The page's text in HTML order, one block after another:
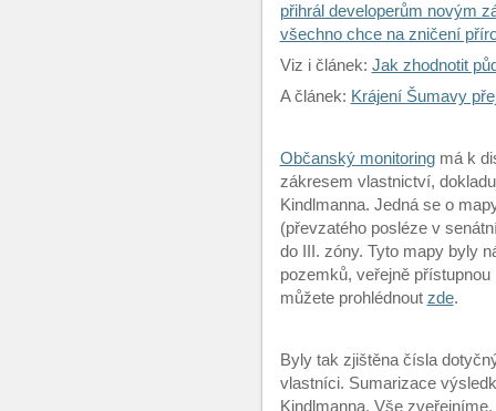
přihrál developerům novým
všechno chce na zničení
Viz i článek: Jak zhodnotit
A článek: Krájení Šumavy
Občanský monitoringmá k
zákresem vlastnictví,
Kindlmanna. Jedná se o
(převzatého posléze v
do III. zóny. Tyto mapy byly
pozemků, veřejně
můžete prohlédnout zde.
Byly tak zjištěna čísla
vlastníci. Sumarizace
Kindlmanna. Vše